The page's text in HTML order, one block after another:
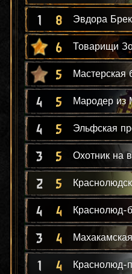
1 8 Эвдора
6 Товарищи
5 Мастерская
4 5 Мародер из
4 5 Эльфская
3 5 Охотник на
2 5
4 4 Краснолюд-
3 4
1 4 Краснолюд-